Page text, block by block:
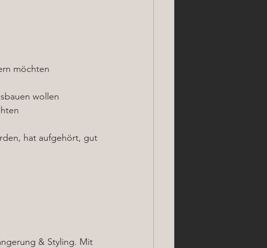
möchten
wollen
hat aufgehört, gut
& Styling. Mit